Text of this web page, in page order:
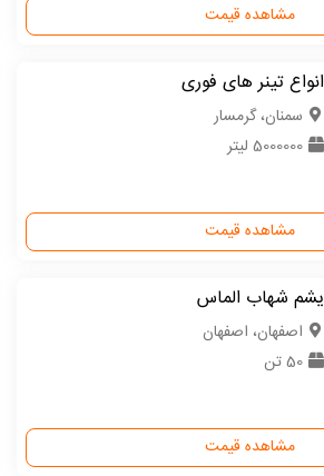
مشاهده قیمت
انواع تینر های فوری
سمنان، گرمسار
5000000 لیتر
مشاهده قیمت
یشم شهاب الماس
اصفهان، اصفهان
50 تن
مشاهده قیمت